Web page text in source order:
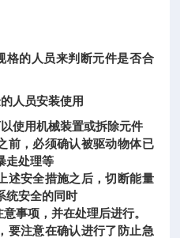
格的人员来判断元件是否合
人员安装使用
使用机械装置或拆除元件
前，必须确认被驱动物体已
走处理等
述安全措施之后，切断能量
统安全的同时
事项，并在处理后进行。
要注意在确认进行了防止急